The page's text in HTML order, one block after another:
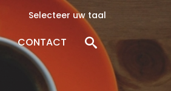
Selecteer uw taal
CONTACT